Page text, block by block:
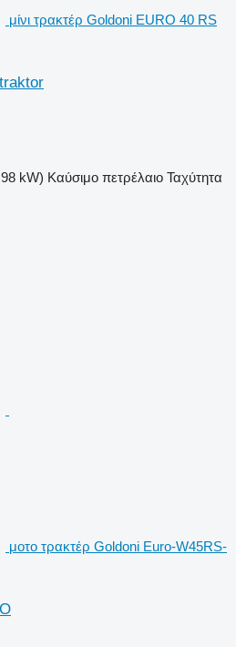
μίνι τρακτέρ Goldoni EURO 40 RS
kW) Καύσιμο πετρέλαιο Ταχύτητα
μοτο τρακτέρ Goldoni Euro-W45RS-